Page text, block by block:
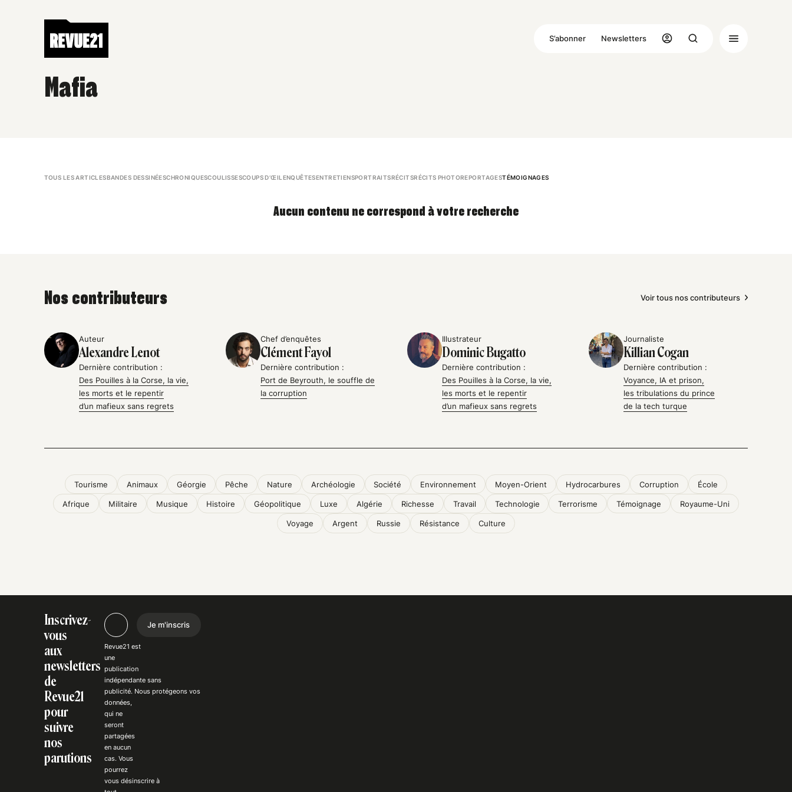
S’abonner Newsletters
Mafia
TOUS LES ARTICLESBANDES DESSINÉESCHRONIQUESCOULISSESCOUPS D’ŒIL ENQUÊTESENTRETIENSPORTRAITSRÉCITSRÉCITS PHOTOREPORTAGESTÉMOIGNAGES
Aucun contenu ne correspond à votre recherche
Nos contributeurs Voir tous nos contributeurs
Auteur
Alexandre Lenot
Dernière contribution :
Des Pouilles à la Corse, la vie,
les morts et le repentir
d’un mafieux sans regrets
Chef d’enquêtes
Clément Fayol
Dernière contribution :
Port de Beyrouth, le souffle de
la corruption
Illustrateur
Dominic Bugatto
Dernière contribution :
Des Pouilles à la Corse, la vie,
les morts et le repentir
d’un mafieux sans regrets
Journaliste
Killian Cogan
Dernière contribution :
Voyance, IA et prison,
les tribulations du prince
de la tech turque
Tourisme Animaux Géorgie Pêche Nature Archéologie Société Environnement Moyen-Orient Hydrocarbures Corruption École
Afrique Militaire Musique Histoire Géopolitique Luxe Algérie Richesse Travail Technologie Terrorisme Témoignage Royaume-Uni
Voyage Argent Russie Résistance Culture
Inscrivez-
vous
aux
newsletters
de
Revue21
pour
suivre
nos
parutions
Je m'inscris
Revue21 est
une
publication
indépendantesans
publicité. Nousprotégeons vos
données,
qui ne
seront
partagées
en aucun
cas. Vous
pourrez
vousdésinscrire à